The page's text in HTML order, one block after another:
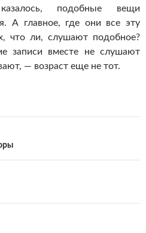
подобные вещи
А главное, где они все эту
что ли, слушают подобное?
записи вместе не слушают
— возраст еще не тот.